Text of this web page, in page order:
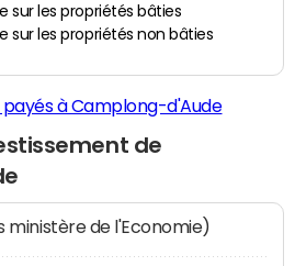
sur les propriétés bâties
sur les propriétés non bâties
à Camplong-d'Aude
de
ministère de l'Economie)